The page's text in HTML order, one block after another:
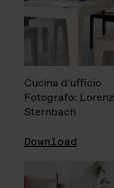
Cucina d'ufficio
Fotografo: Lorenz
Sternbach
Download